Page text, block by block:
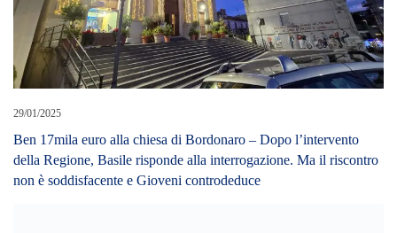
29/01/2025
Ben 17mila euro alla chiesa di Bordonaro – Dopo l’intervento
della Regione, Basile risponde alla interrogazione. Ma il riscontro
non è soddisfacente e Gioveni controdeduce